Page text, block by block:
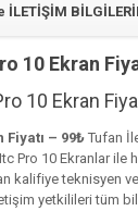
İLETİŞİM
10 Ekran
10 Ekran
Fiyatı – 99₺Tufan
Pro 10 Ekranlar ile
kalifiye teknisyen
yetkilileri tüm